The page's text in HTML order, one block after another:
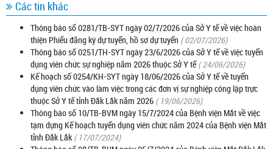
Các tin khác
Thông báo số 0281/TB-SYT ngày 02/7/2026 của Sở Y tế về việc hoàn
thiện Phiếu đăng ký dự tuyển, hồ sơ dự tuyển ( 02/07/2026)
Thông báo số 0251/TH-SYT ngày 23/6/2026 của Sở Y tế về việc tuyển
dụng viên chức sự nghiệp năm 2026 thuộc Sở Y tế ( 24/06/2026)
Kế hoạch số 0254/KH-SYT ngày 18/06/2026 của Sở Y tế về tuyển
dụng viên chức vào làm việc trong các đơn vị sự nghiệp công lập trực
thuộc Sở Y tế tỉnh Đắk Lắk năm 2026 ( 19/06/2026)
Thông báo số 10/TB-BVM ngày 15/7/2024 của Bệnh viện Mắt về việc
tạm dựng Kế hoạch tuyển dụng viên chức năm 2024 của Bệnh viện Mắt
tỉnh Đắk Lắk ( 17/07/2024)